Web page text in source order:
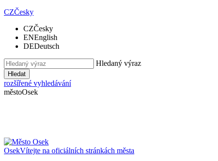
CZČesky
CZČesky
ENEnglish
DEDeutsch
Hledaný výraz
Hledat
rozšířené vyhledávání
městoOsek
OsekVítejte na oficiálních stránkách města